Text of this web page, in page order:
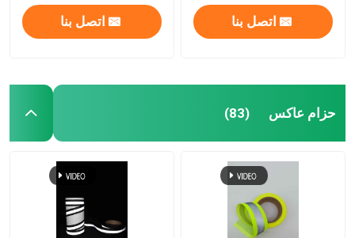
اتصل بنا اتصل بنا
حزام عاكس (83)